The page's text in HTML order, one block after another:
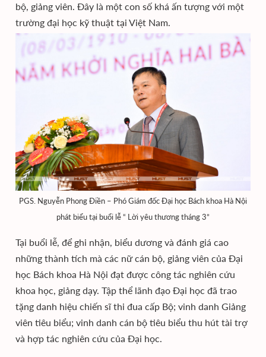
bộ, giảng viên. Đây là một con số khá ấn tượng với một
trường đại học kỹ thuật tại Việt Nam.
PGS. Nguyễn Phong Điền – Phó Giám đốc Đại học Bách khoa Hà Nội
phát biểu tại buổi lễ “ Lời yêu thương tháng 3”
Tại buổi lễ, để ghi nhận, biểu dương và đánh giá cao
những thành tích mà các nữ cán bộ, giảng viên của Đại
học Bách khoa Hà Nội đạt được công tác nghiên cứu
khoa học, giảng dạy. Tập thể lãnh đạo Đại học đã trao
tặng danh hiệu chiến sĩ thi đua cấp Bộ; vinh danh Giảng
viên tiêu biểu; vinh danh cán bộ tiêu biểu thu hút tài trợ
và hợp tác nghiên cứu của Đại học.